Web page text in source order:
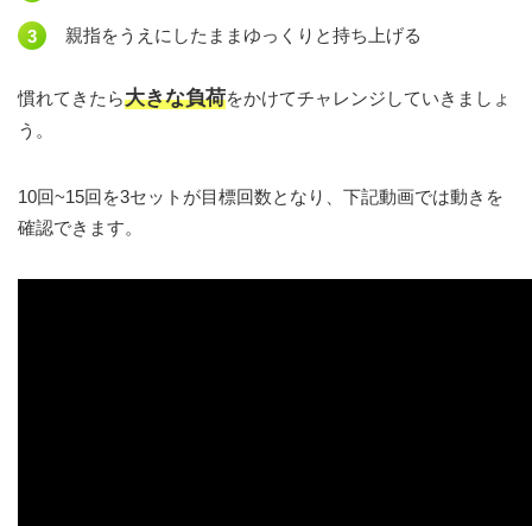
親指をうえにしたままゆっくりと持ち上げる
慣れてきたら大きな負荷をかけてチャレンジしていきましょ
う。
10回~15回を3セットが目標回数となり、下記動画では動きを
確認できます。